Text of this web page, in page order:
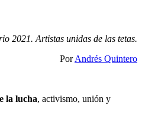
2021. Artistas unidas de las tetas.
PorAndrés Quintero
la lucha, activismo, unión y